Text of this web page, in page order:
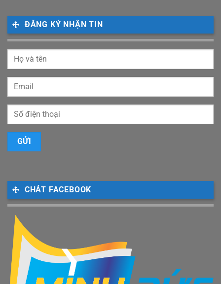
ĐĂNG KÝ NHẬN TIN
CHÁT FACEBOOK